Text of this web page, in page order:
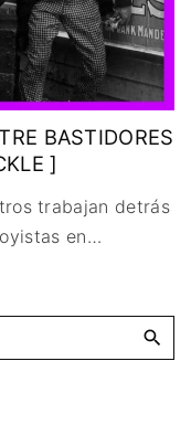
ITALIA
PAISES BAJOS
REINO UNIDO
SUECIA
BASTIDORES
]
trabajan detrás
en…